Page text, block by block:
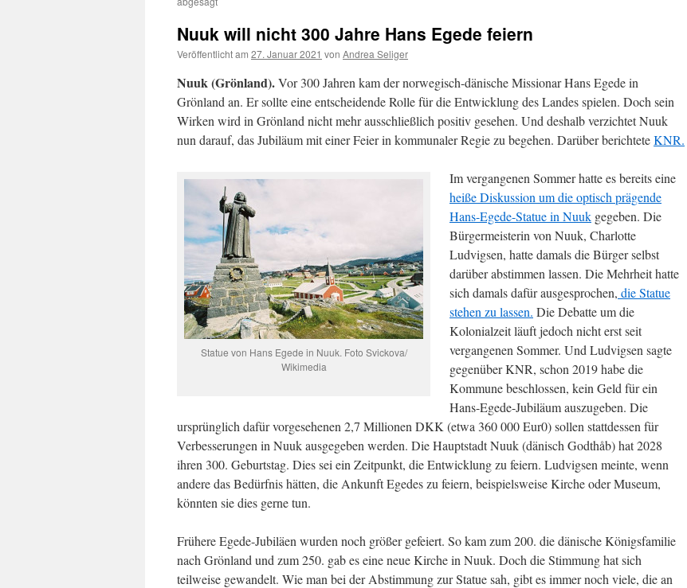
Nuuk will nicht 300 Jahre Hans Egede feiern
Veröffentlicht am 27. Januar 2021 von Andrea Seliger
Nuuk (Grönland).Vor 300 Jahren kam der norwegisch-dänische Missionar Hans Egede in
Grönland an. Er sollte eine entscheidende Rolle für die Entwicklung des Landes spielen. Doch sein
Wirken wird in Grönland nicht mehr ausschließlich positiv gesehen. Und deshalb verzichtet Nuuk
nun darauf, das Jubiläum mit einer Feier in kommunaler Regie zu begehen. Darüber berichteteKNR.
Statue von Hans Egede in Nuuk. Foto Svickova/
Wikimedia
Im vergangenen Sommer hatte es bereits eine
heiße Diskussion um die optisch prägende
Hans-Egede-Statue in Nuuk gegeben. Die
Bürgermeisterin von Nuuk, Charlotte
Ludvigsen, hatte damals die Bürger selbst
darüber abstimmen lassen. Die Mehrheit hatte
sich damals dafür ausgesprochen, die Statue
stehen zu lassen. Die Debatte um die
Kolonialzeit läuft jedoch nicht erst seit
vergangenen Sommer. Und Ludvigsen sagte
gegenüber KNR, schon 2019 habe die
Kommune beschlossen, kein Geld für ein
Hans-Egede-Jubiläum auszugeben. Die
ursprünglich dafür vorgesehenen 2,7 Millionen DKK (etwa 360 000 Eur0) sollen stattdessen für
Verbesserungen in Nuuk ausgegeben werden. Die Hauptstadt Nuuk (dänisch Godthåb) hat 2028
ihren 300. Geburtstag. Dies sei ein Zeitpunkt, die Entwicklung zu feiern. Ludvigsen meinte, wenn
andere das Bedürfnis hätten, die Ankunft Egedes zu feiern, beispielsweise Kirche oder Museum,
könnten sie dies gerne tun.
Frühere Egede-Jubiläen wurden noch größer gefeiert. So kam zum 200. die dänische Königsfamilie
nach Grönland und zum 250. gab es eine neue Kirche in Nuuk. Doch die Stimmung hat sich
teilweise gewandelt. Wie man bei der Abstimmung zur Statue sah, gibt es immer noch viele, die an